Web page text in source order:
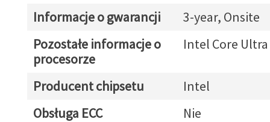
Informacje o gwarancji
3-year, Onsite
Pozostałe informacje o
procesorze
Intel Core Ultra
Producent chipsetu
Intel
Obsługa ECC
Nie